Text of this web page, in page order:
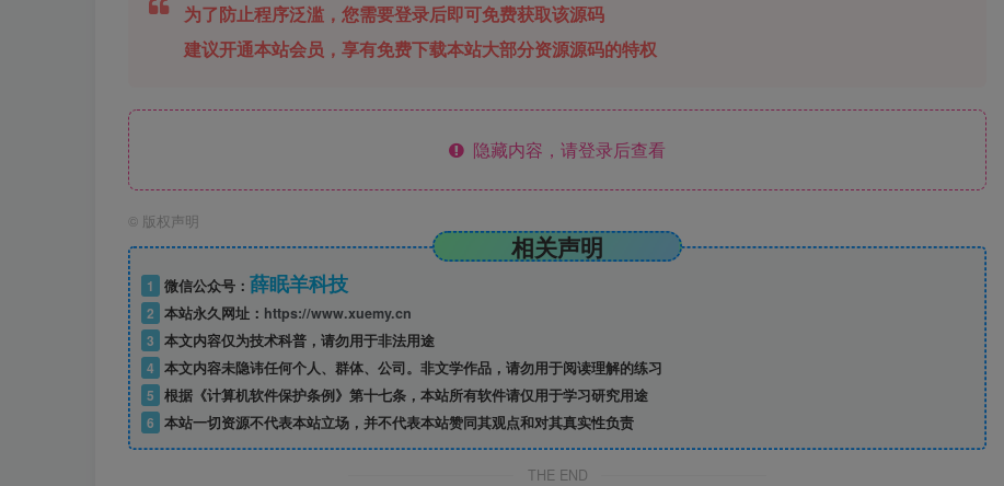
为了防止程序泛滥，您需要登录后即可免费获取该源码
建议开通本站会员，享有免费下载本站大部分资源源码的特权
隐藏内容，请登录后查看
© 版权声明
相关声明
1 微信公众号： 薛眠羊科技
2 本站永久网址： https://www.xuemy.cn
3 本文内容仅为技术科普，请勿用于非法用途
4 本文内容未隐讳任何个人、群体、公司。非文学作品，请勿用于阅读理解的练习
5 根据《计算机软件保护条例》第十七条，本站所有软件请仅用于学习研究用途
6 本站一切资源不代表本站立场，并不代表本站赞同其观点和对其真实性负责
THE END